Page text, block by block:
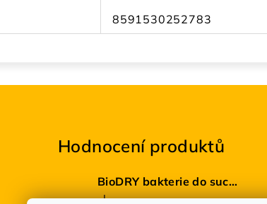
8591530252783
Hodnocení produktů
BioDRY bakterie do suchých WC 100g
|